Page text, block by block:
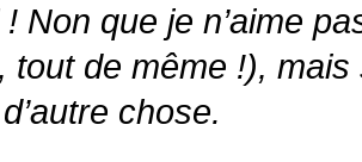
Non que je n’aime
tout de même !),
chose.